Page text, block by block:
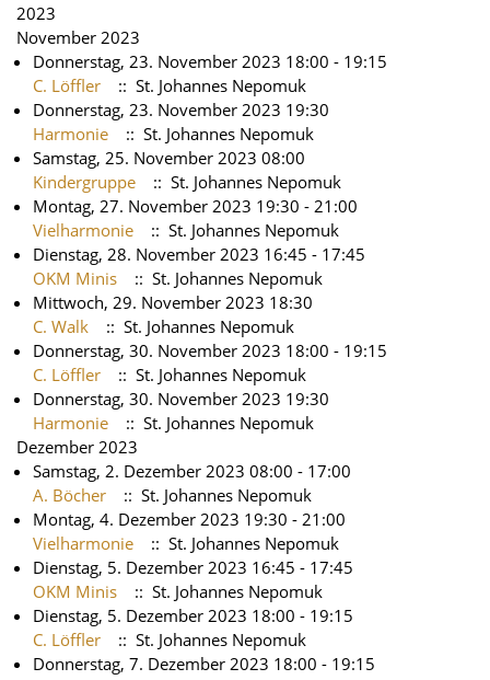
2023
November 2023
Donnerstag, 23. November 2023 18:00 - 19:15
C. Löffler
:: St. Johannes Nepomuk
Donnerstag, 23. November 2023 19:30
Harmonie
:: St. Johannes Nepomuk
Samstag, 25. November 2023 08:00
Kindergruppe
:: St. Johannes Nepomuk
Montag, 27. November 2023 19:30 - 21:00
Vielharmonie
:: St. Johannes Nepomuk
Dienstag, 28. November 2023 16:45 - 17:45
OKM Minis
:: St. Johannes Nepomuk
Mittwoch, 29. November 2023 18:30
C. Walk
:: St. Johannes Nepomuk
Donnerstag, 30. November 2023 18:00 - 19:15
C. Löffler
:: St. Johannes Nepomuk
Donnerstag, 30. November 2023 19:30
Harmonie
:: St. Johannes Nepomuk
Dezember 2023
Samstag, 2. Dezember 2023 08:00 - 17:00
A. Böcher
:: St. Johannes Nepomuk
Montag, 4. Dezember 2023 19:30 - 21:00
Vielharmonie
:: St. Johannes Nepomuk
Dienstag, 5. Dezember 2023 16:45 - 17:45
OKM Minis
:: St. Johannes Nepomuk
Dienstag, 5. Dezember 2023 18:00 - 19:15
C. Löffler
:: St. Johannes Nepomuk
Donnerstag, 7. Dezember 2023 18:00 - 19:15